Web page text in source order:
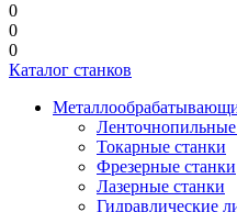
0
0
0
Каталог станков
Ленточнопильные
Токарные станки
Фрезерные станки
Лазерные станки
Гидравлические